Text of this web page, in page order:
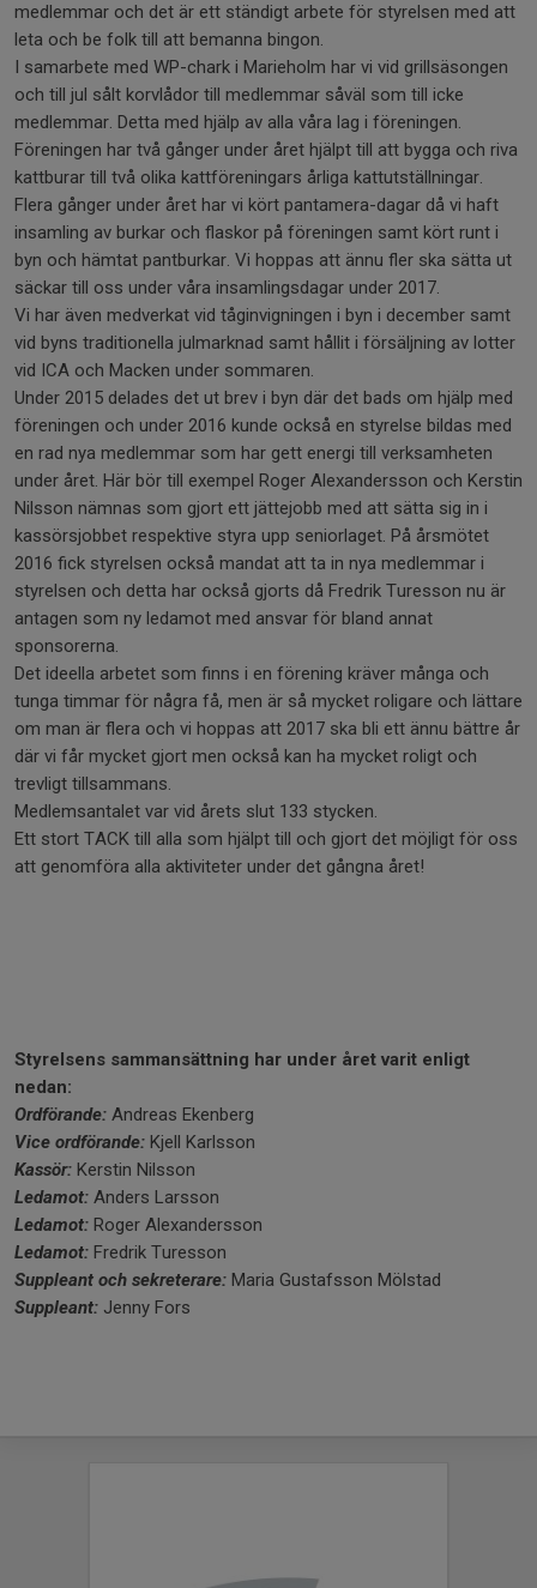
medlemmar och det är ett ständigt arbete för styrelsen med att
leta och be folk till att bemanna bingon.
I samarbete med WP-chark i Marieholm har vi vid grillsäsongen
och till jul sålt korvlådor till medlemmar såväl som till icke
medlemmar. Detta med hjälp av alla våra lag i föreningen.
Föreningen har två gånger under året hjälpt till att bygga och riva
kattburar till två olika kattföreningars årliga kattutställningar.
Flera gånger under året har vi kört pantamera-dagar då vi haft
insamling av burkar och flaskor på föreningen samt kört runt i
byn och hämtat pantburkar. Vi hoppas att ännu fler ska sätta ut
säckar till oss under våra insamlingsdagar under 2017.
Vi har även medverkat vid tåginvigningen i byn i december samt
vid byns traditionella julmarknad samt hållit i försäljning av lotter
vid ICA och Macken under sommaren.
Under 2015 delades det ut brev i byn där det bads om hjälp med
föreningen och under 2016 kunde också en styrelse bildas med
en rad nya medlemmar som har gett energi till verksamheten
under året. Här bör till exempel Roger Alexandersson och Kerstin
Nilsson nämnas som gjort ett jättejobb med att sätta sig in i
kassörsjobbet respektive styra upp seniorlaget. På årsmötet
2016 fick styrelsen också mandat att ta in nya medlemmar i
styrelsen och detta har också gjorts då Fredrik Turesson nu är
antagen som ny ledamot med ansvar för bland annat
sponsorerna.
Det ideella arbetet som finns i en förening kräver många och
tunga timmar för några få, men är så mycket roligare och lättare
om man är flera och vi hoppas att 2017 ska bli ett ännu bättre år
där vi får mycket gjort men också kan ha mycket roligt och
trevligt tillsammans.
Medlemsantalet var vid årets slut 133 stycken.
Ett stort TACK till alla som hjälpt till och gjort det möjligt för oss
att genomföra alla aktiviteter under det gångna året!
Styrelsens sammansättning har under året varit enligt
nedan:
Ordförande: Andreas Ekenberg
Vice ordförande: Kjell Karlsson
Kassör: Kerstin Nilsson
Ledamot: Anders Larsson
Ledamot: Roger Alexandersson
Ledamot: Fredrik Turesson
Suppleant och sekreterare: Maria Gustafsson Mölstad
Suppleant: Jenny Fors